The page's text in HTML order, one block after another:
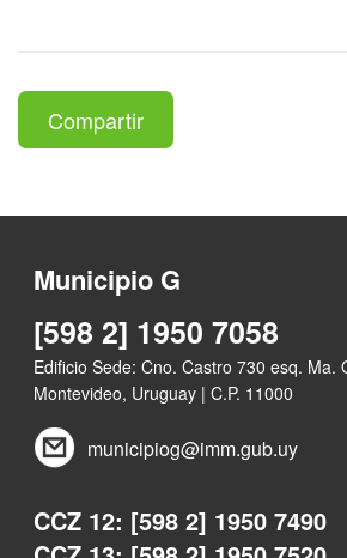
Compartir
Municipio G
[598 2] 1950 7058
Edificio Sede: Cno. Castro 730 esq. Ma.
Montevideo, Uruguay | C.P. 11000
municipiog@imm.gub.uy
CCZ 12: [598 2] 1950 7490